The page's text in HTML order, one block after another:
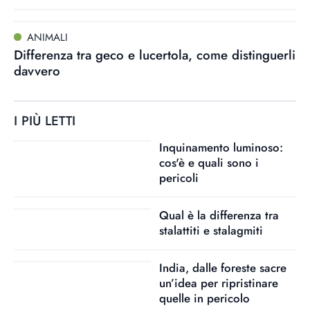
ANIMALI
Differenza tra geco e lucertola, come distinguerli
davvero
I PIÙ LETTI
Inquinamento luminoso:
cos'è e quali sono i
pericoli
Qual è la differenza tra
stalattiti e stalagmiti
India, dalle foreste sacre
un’idea per ripristinare
quelle in pericolo